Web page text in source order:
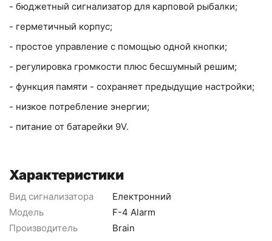
- бюджетный сигнализатор для карповой рыбалки;
- герметичный корпус;
- простое управление с помощью одной кнопки;
- регулировка громкости плюс бесшумный решим;
- функция памяти - сохраняет предыдущие настройки;
- низкое потребление энергии;
- питание от батарейки 9V.
Характеристики
Вид сигнализатора
Електронний
Модель
F-4 Alarm
Производитель
Brain